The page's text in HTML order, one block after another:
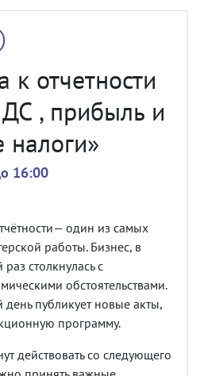
к отчетности
, прибыль и
налоги»
16:00
— один из самых
работы. Бизнес, в
столкнулась с
обстоятельствами.
публикует новые акты,
программу.
действовать со следующего